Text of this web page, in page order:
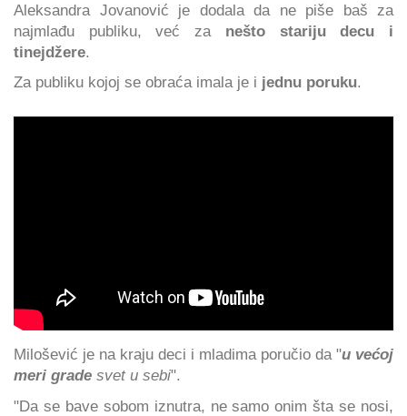
Aleksandra Jovanović je dodala da ne piše baš za
najmlađu publiku, već za nešto stariju decu i
tinejdžere.
Za publiku kojoj se obraća imala je i jednu poruku.
Milošević je na kraju deci i mladima poručio da "u većoj
meri grade svet u sebi".
"Da se bave sobom iznutra, ne samo onim šta se nosi,